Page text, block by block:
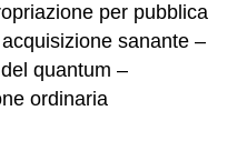
per pubblica
sanante –
quantum –
ordinaria